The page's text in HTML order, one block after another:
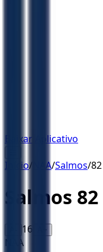
Baixar Aplicativo
Início/ NAA/Salmos/82
Salmos 82
16 A+
NAA